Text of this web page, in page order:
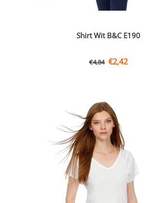
Shirt Wit B&C E190
€4,84 €2,42